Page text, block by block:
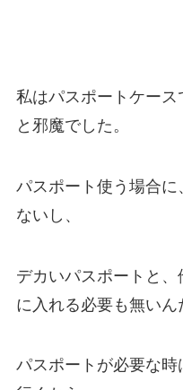
私はパスポートケー
と邪魔でした。
パスポート使う場合
ないし、
デカいパスポートと
に入れる必要も無いん
パスポートが必要な